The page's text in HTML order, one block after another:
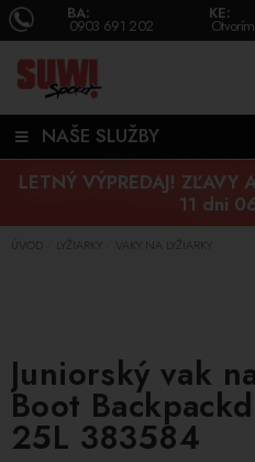
BA:
0903 691 202
KE:
NAŠE SLUŽBY
LETNÝ VÝPREDAJ!
11 dni
ÚVOD LYŽIARKY VAKY NA LYŽIARKY
Juniorský vak
Boot
25L 383584